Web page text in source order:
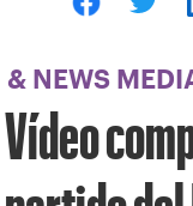
& NEWS
Vídeo